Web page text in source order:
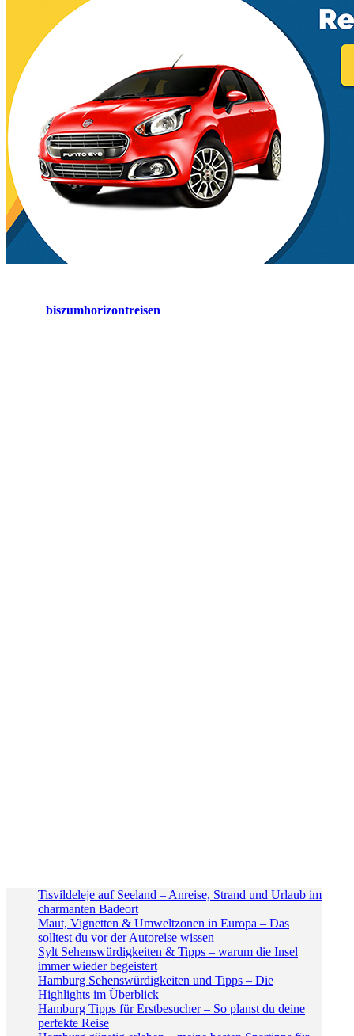
biszumhorizontreisen
Tisvildeleje auf Seeland – Anreise, Strand und Urlaub im
charmanten Badeort
Maut, Vignetten & Umweltzonen in Europa – Das
solltest du vor der Autoreise wissen
Sylt Sehenswürdigkeiten & Tipps – warum die Insel
immer wieder begeistert
Hamburg Sehenswürdigkeiten und Tipps – Die
Highlights im Überblick
Hamburg Tipps für Erstbesucher – So planst du deine
perfekte Reise